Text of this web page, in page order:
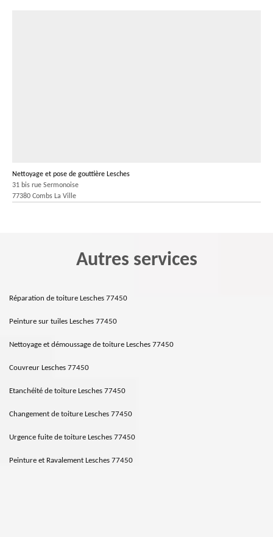
Nettoyage et pose de gouttière Lesches
31 bis rue Sermonoise
77380 Combs La Ville
Autres services
Réparation de toiture Lesches 77450
Peinture sur tuiles Lesches 77450
Nettoyage et démoussage de toiture Lesches 77450
Couvreur Lesches 77450
Etanchéité de toiture Lesches 77450
Changement de toiture Lesches 77450
Urgence fuite de toiture Lesches 77450
Peinture et Ravalement Lesches 77450